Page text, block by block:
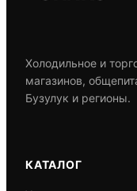
Холодильное и
магазинов,
Бузулук и регионы.
КАТАЛОГ